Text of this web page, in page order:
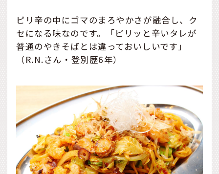
ピリ辛の中にゴマのまろやかさが融合し、ク
セになる味なのです。「ピリッと辛いタレが
普通のやきそばとは違っておいしいです」
（R.N.さん・登別歴6年）